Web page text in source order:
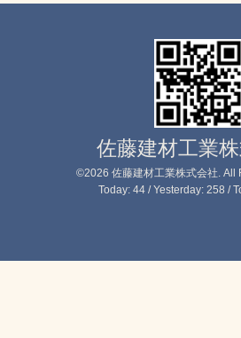
佐藤建材工業
©2026 佐藤建材工業株式会社 .
Today: 44 / Yesterday: 258 /